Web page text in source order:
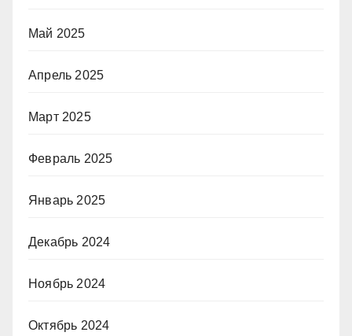
Май 2025
Апрель 2025
Март 2025
Февраль 2025
Январь 2025
Декабрь 2024
Ноябрь 2024
Октябрь 2024